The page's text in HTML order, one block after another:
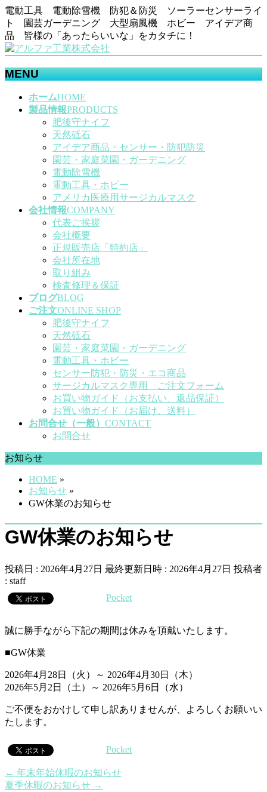
電動工具 電動除雪機 防犯＆防災 ソーラーセンサーライ
ト 園芸ガーデニング 大型扇風機 ホビー アイデア商
品 皆様の「あったらいいな」をカタチに！
MENU
ホームHOME
製品情報PRODUCTS
肥後守ナイフ
天然砥石
アイデア商品・センサー・防犯防災
園芸・家庭菜園・ガーデニング
電動除雪機
電動工具・ホビー
アメリカ医療用サージカルマスク
会社情報COMPANY
代表ご挨拶
会社概要
正規販売店「特約店」
会社所在地
取り組み
検査修理＆保証
ブログBLOG
ご注文ONLINE SHOP
肥後守ナイフ
天然砥石
園芸・家庭菜園・ガーデニング
電動工具・ホビー
センサー防犯・防災・エコ商品
サージカルマスク専用 ご注文フォーム
お買い物ガイド（お支払い、返品保証）
お買い物ガイド（お届け、送料）
お問合せ（一般） CONTACT
お問合せ
お知らせ
HOME »
お知らせ »
GW休業のお知らせ
GW休業のお知らせ
投稿日 : 2026年4月27日 最終更新日時 : 2026年4月27日 投稿者
: staff
Pocket
誠に勝手ながら下記の期間は休みを頂戴いたします。
■GW休業
2026年4月28日（火）～ 2026年4月30日（木）
2026年5月2日（土）～ 2026年5月6日（水）
ご不便をおかけして申し訳ありませんが、よろしくお願いい
たします。
Pocket
← 年末年始休暇のお知らせ
夏季休暇のお知らせ →